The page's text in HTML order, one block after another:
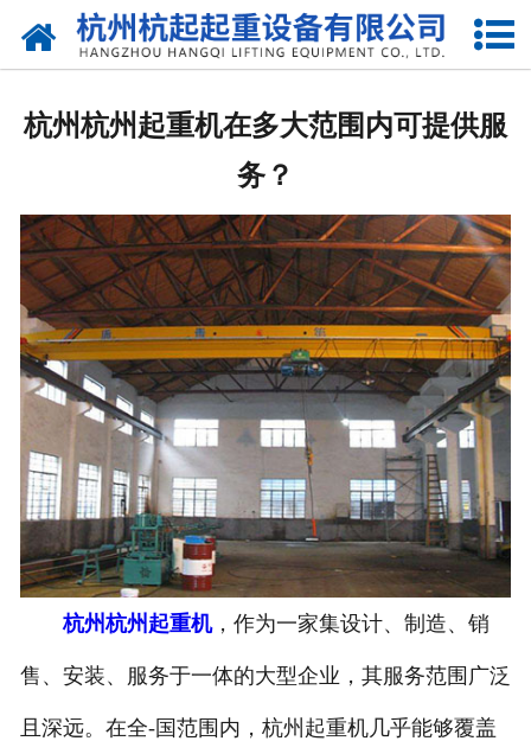
网站首页
新闻资讯
合作伙伴
联系我们
杭州杭州起重机在多大范围内可提供服
务？
杭州杭州起重机，作为一家集设计、制造、销
售、安装、服务于一体的大型企业，其服务范围广泛
且深远。在全-国范围内，杭州起重机几乎能够覆盖